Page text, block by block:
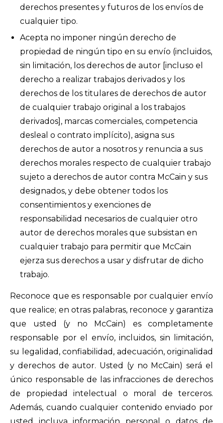
derechos presentes y futuros de los envíos de
cualquier tipo.
Acepta no imponer ningún derecho de
propiedad de ningún tipo en su envío (incluidos,
sin limitación, los derechos de autor [incluso el
derecho a realizar trabajos derivados y los
derechos de los titulares de derechos de autor
de cualquier trabajo original a los trabajos
derivados], marcas comerciales, competencia
desleal o contrato implícito), asigna sus
derechos de autor a nosotros y renuncia a sus
derechos morales respecto de cualquier trabajo
sujeto a derechos de autor contra McCain y sus
designados, y debe obtener todos los
consentimientos y exenciones de
responsabilidad necesarios de cualquier otro
autor de derechos morales que subsistan en
cualquier trabajo para permitir que McCain
ejerza sus derechos a usar y disfrutar de dicho
trabajo.
Reconoce que es responsable por cualquier envío
que realice; en otras palabras, reconoce y garantiza
que usted (y no McCain) es completamente
responsable por el envío, incluidos, sin limitación,
su legalidad, confiabilidad, adecuación, originalidad
y derechos de autor. Usted (y no McCain) será el
único responsable de las infracciones de derechos
de propiedad intelectual o moral de terceros.
Además, cuando cualquier contenido enviado por